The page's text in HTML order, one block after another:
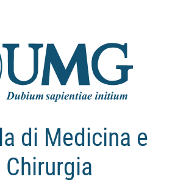
di Medicina e
Chirurgia